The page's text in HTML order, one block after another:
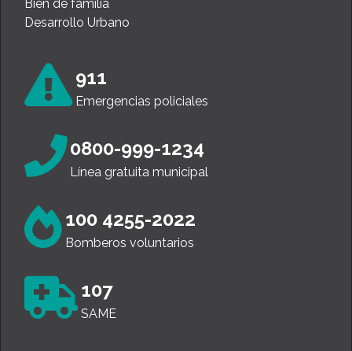
Bien de familia
Desarrollo Urbano
911
Emergencias policiales
0800-999-1234
Línea gratuita municipal
100 4255-2022
Bomberos voluntarios
107
SAME